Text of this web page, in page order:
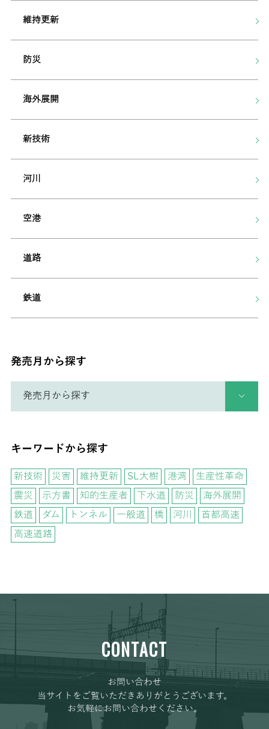
維持更新
防災
海外展開
新技術
河川
空港
道路
鉄道
発売月から探す
キーワードから探す
新技術 災害 維持更新 SL大樹 港湾
生産性革命
震災
示方書 知的生産者 下水道 防災
海外展開
鉄道
ダム トンネル 一般道 橋 河川
首都高速
高速道路
CONTACT
お問い合わせ
当サイトをご覧いただきありがとうございます。
お気軽にお問い合わせください。